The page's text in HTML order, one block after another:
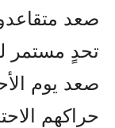
صعد
تحدٍ مستمر
حراكهم